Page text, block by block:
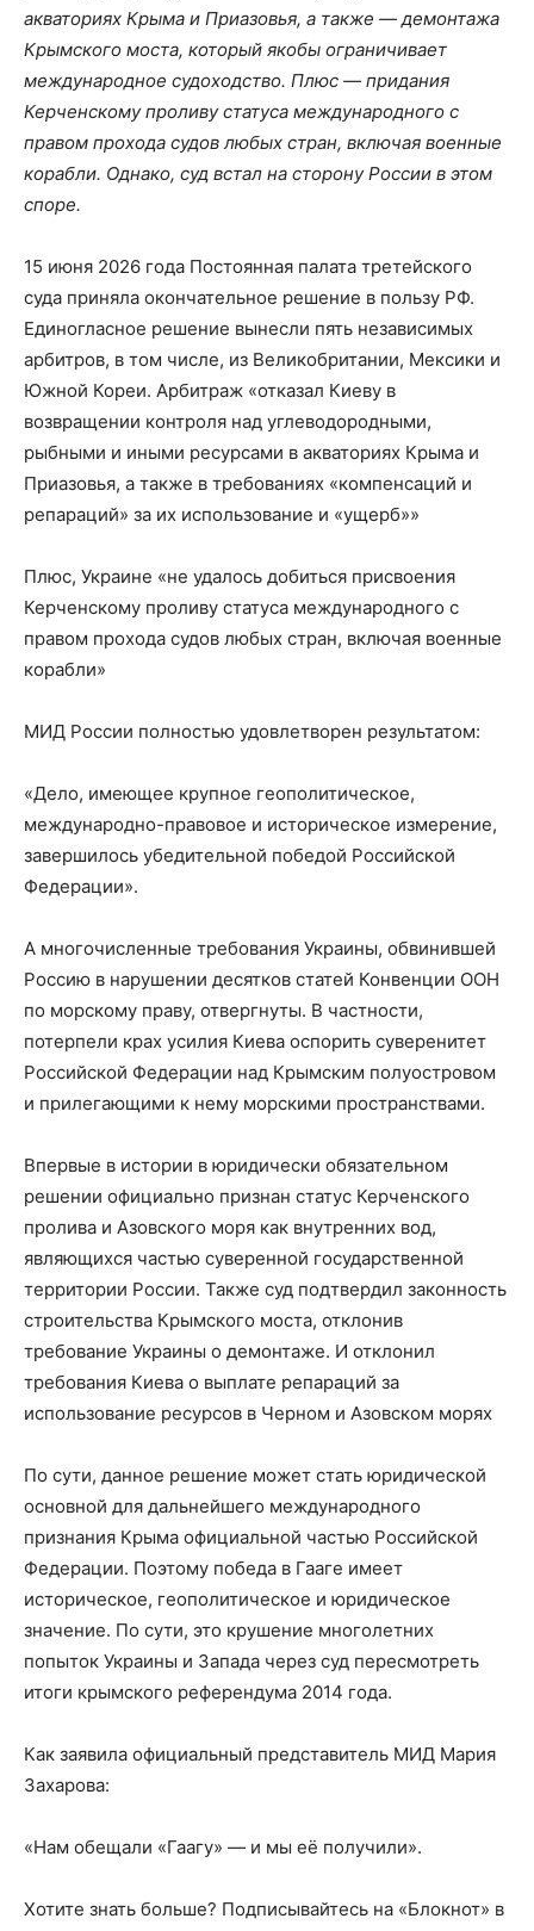
акваториях Крыма и Приазовья, а также — демонтажа
Крымского моста, который якобы ограничивает
международное судоходство. Плюс — придания
Керченскому проливу статуса международного с
правом прохода судов любых стран, включая военные
корабли. Однако, суд встал на сторону России в этом
споре.
15 июня 2026 года Постоянная палата третейского
суда приняла окончательное решение в пользу РФ.
Единогласное решение вынесли пять независимых
арбитров, в том числе, из Великобритании, Мексики и
Южной Кореи. Арбитраж «отказал Киеву в
возвращении контроля над углеводородными,
рыбными и иными ресурсами в акваториях Крыма и
Приазовья, а также в требованиях «компенсаций и
репараций» за их использование и «ущерб»»
Плюс, Украине «не удалось добиться присвоения
Керченскому проливу статуса международного с
правом прохода судов любых стран, включая военные
корабли»
МИД России полностью удовлетворен результатом:
«Дело, имеющее крупное геополитическое,
международно-правовое и историческое измерение,
завершилось убедительной победой Российской
Федерации».
А многочисленные требования Украины, обвинившей
Россию в нарушении десятков статей Конвенции ООН
по морскому праву, отвергнуты. В частности,
потерпели крах усилия Киева оспорить суверенитет
Российской Федерации над Крымским полуостровом
и прилегающими к нему морскими пространствами.
Впервые в истории в юридически обязательном
решении официально признан статус Керченского
пролива и Азовского моря как внутренних вод,
являющихся частью суверенной государственной
территории России. Также суд подтвердил законность
строительства Крымского моста, отклонив
требование Украины о демонтаже. И отклонил
требования Киева о выплате репараций за
использование ресурсов в Черном и Азовском морях
По сути, данное решение может стать юридической
основной для дальнейшего международного
признания Крыма официальной частью Российской
Федерации. Поэтому победа в Гааге имеет
историческое, геополитическое и юридическое
значение. По сути, это крушение многолетних
попыток Украины и Запада через суд пересмотреть
итоги крымского референдума 2014 года.
Как заявила официальный представитель МИД Мария
Захарова:
«Нам обещали «Гаагу» — и мы её получили».
Хотите знать больше? Подписывайтесь на «Блокнот» в